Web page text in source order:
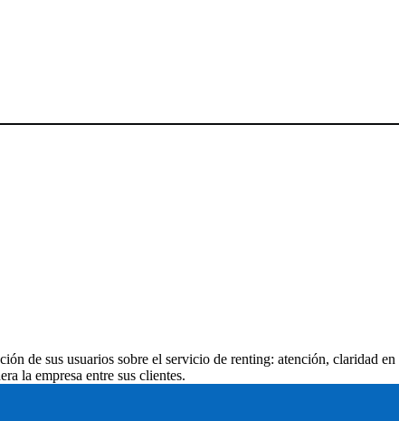
de sus usuarios sobre el servicio de renting: atención, claridad
la empresa entre sus clientes.